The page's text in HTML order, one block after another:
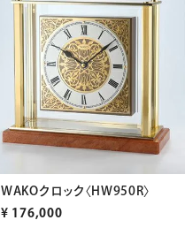
WAKOクロック〈HW950R〉
¥ 176,000